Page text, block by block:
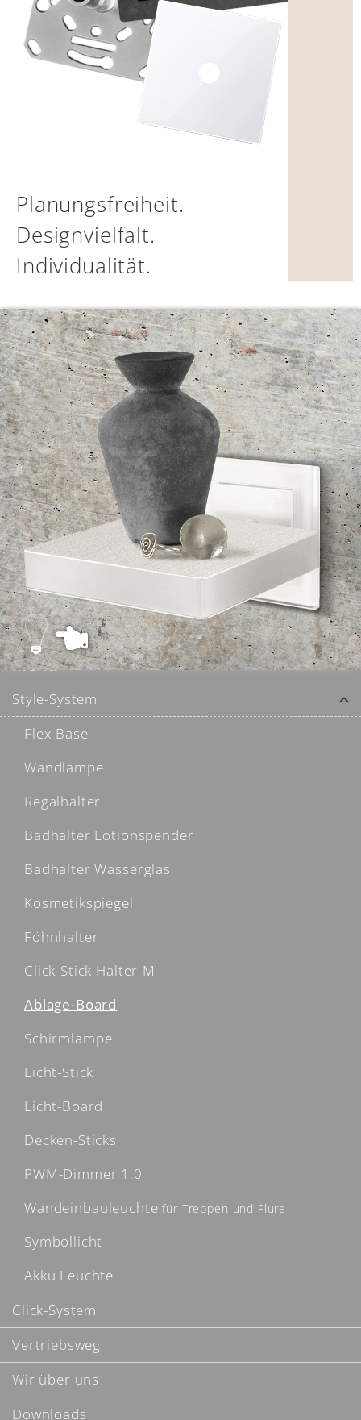
Einzeln oder kombiniert
Die qles Ablage-Boards können nur über vertikal montierte
Mertenrahmen installiert werden und sind in zwei Längen
(120 x 120 x 23 und 600 x 120 x 23 und drei Farben (
Weiß, Anthrazit und Alu eloxiert) erhältlich.
Menü
Style-System
Flex-Base
Wandlampe
Regalhalter
Badhalter Lotionspender
Badhalter Wasserglas
Kosmetikspiegel
Föhnhalter
Click-Stick Halter-M
Ablage-Board
Schirmlampe
Licht-Stick
Licht-Board
Decken-Sticks
PWM-Dimmer 1.0
Wandeinbauleuchtefür Treppen und Flure
Symbollicht
Akku Leuchte
Click-System
Vertriebsweg
Wir über uns
Downloads